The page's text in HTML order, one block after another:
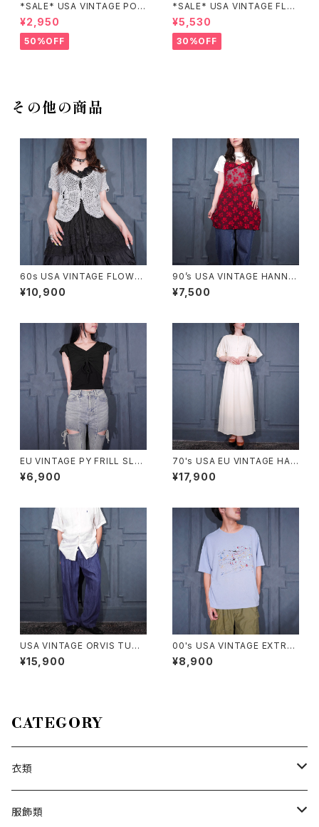
*SALE* USA VINTAGE POC
KET DESIGN SHIRT/アメリカ
古着ポケットデザインシャツ
¥2,950
50%OFF
*SALE* USA VINTAGE FLO
WER PATTERNED LACE CO
LLAR BELTED ONE PIECE/
アメリカ古着花柄レース襟ベル
テッドワンピース
¥5,530
30%OFF
その他の商品
60s USA VINTAGE FLOWER
DESIGN HALF SLEEVE CRO
CHET KNIT CARDIGAN/60
¥10,900
90’s USA VINTAGE HANNA
LINGERIE HEART PATTERN
ED LACE RIBBON DESIGN L
着ハート柄レースリボンデザイ
ンランジェリーキャミソール
¥7,500
EU VINTAGE PY FRILL SLEE
VE SHARING DESIGN HALF
SLEEVE TOPS MADE IN ITA
¥6,900
70's USA EU VINTAGE HAN
RO BACK RIBBON LACE DE
SIGN HALF SLEEVE KNIT O
リボンレースデザイン半袖ニット
ワンピース
¥17,900
USA VINTAGE ORVIS TUCK
DESIGN LINEN100% SLACK
S PANTS/アメリカ古着タックデ
¥15,900
00's USA VINTAGE EXTRA
Elements PAINT DESIGN T
SHIRT/00年代アメリカ古着ペ
¥8,900
CATEGORY
衣類
トップス
服飾類